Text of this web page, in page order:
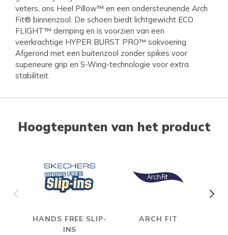
veters, ons Heel Pillow™ en een ondersteunende Arch
Fit® binnenzool. De schoen biedt lichtgewicht ECO
FLIGHT™ demping en is voorzien van een
veerkrachtige HYPER BURST PRO™ sokvoering.
Afgerond met een buitenzool zonder spikes voor
superieure grip en S-Wing-technologie voor extra
stabiliteit.
Hoogtepunten van het product
HANDS FREE SLIP-
INS
ARCH FIT